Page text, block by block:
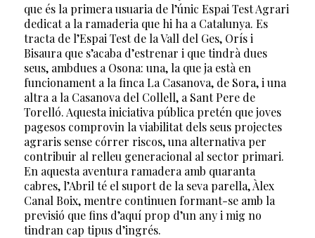
que és la primera usuaria de l’únic Espai Test Agrari
dedicat a la ramaderia que hi ha a Catalunya. Es
tracta de l’Espai Test de la Vall del Ges, Orís i
Bisaura que s’acaba d’estrenar i que tindrà dues
seus, ambdues a Osona: una, la que ja està en
funcionament a la finca La Casanova, de Sora, i una
altra a la Casanova del Collell, a Sant Pere de
Torelló. Aquesta iniciativa pública pretén que joves
pagesos comprovin la viabilitat dels seus projectes
agraris sense córrer riscos, una alternativa per
contribuir al relleu generacional al sector primari.
En aquesta aventura ramadera amb quaranta
cabres, l’Abril té el suport de la seva parella, Àlex
Canal Boix, mentre continuen formant-se amb la
previsió que fins d’aquí prop d’un any i mig no
tindran cap tipus d’ingrés.